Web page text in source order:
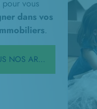
vous
dans vos
.
NOS ARTICLES